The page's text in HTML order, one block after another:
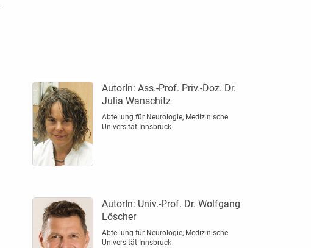
AutorIn: Ass.-Prof. Priv.-Doz. Dr.
Julia Wanschitz
Abteilung für Neurologie, Medizinische
Universität Innsbruck
AutorIn: Univ.-Prof. Dr. Wolfgang
Löscher
Abteilung für Neurologie, Medizinische
Universität Innsbruck